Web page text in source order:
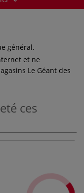
général.
et ne
Le Géant des
ces